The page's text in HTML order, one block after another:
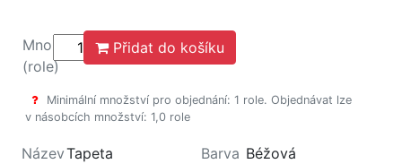
Množství
(role)
Přidat do košíku
Minimální množství pro objednání: 1 role. Objednávat lze
v násobcích množství: 1,0 role
NázevTapeta
Barva Béžová